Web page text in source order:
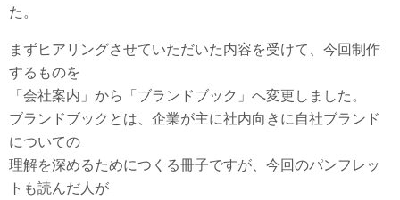
た。
まずヒアリングさせていただいた内容を受けて、今回制作
するものを
「会社案内」から「ブランドブック」へ変更しました。
ブランドブックとは、企業が主に社内向きに自社ブランド
についての
理解を深めるためにつくる冊子ですが、今回のパンフレッ
トも読んだ人が